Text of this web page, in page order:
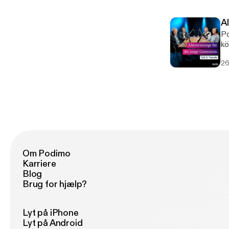
Om Podimo
Karriere
Blog
Brug for hjælp?
Lyt på iPhone
Lyt på Android